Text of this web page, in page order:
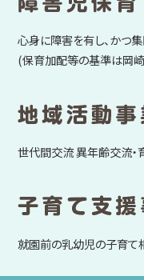
心身に障害を有し、かつ
(保育加配等の基準は岡崎
世代間交流 異年齢交流・
就園前の乳幼児の子育て